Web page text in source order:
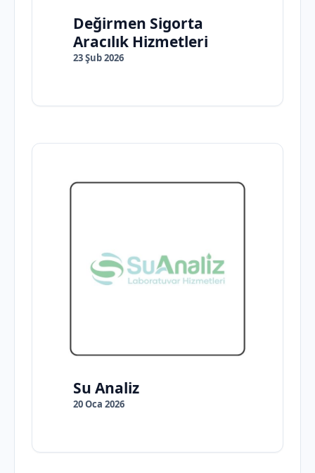
Değirmen Sigorta
Aracılık Hizmetleri
23 Şub 2026
Su Analiz
20 Oca 2026